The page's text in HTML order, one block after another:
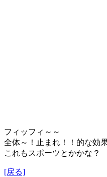
フィッフィ～～
全体～！止まれ！！的な効
これもスポーツとかかな？
[戻る]